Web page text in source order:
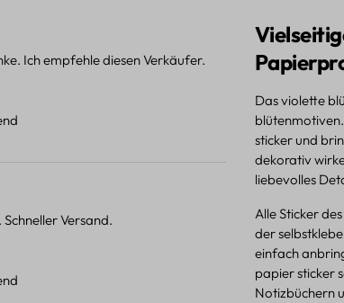
Das violette
sticker und
dekorativ
liebevolles
Alle Sticker
der
einfach
papier sticker
Notizbüchern
Ich empfehle diesen Verkäufer.
Versand.